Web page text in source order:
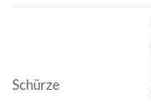
Schürze